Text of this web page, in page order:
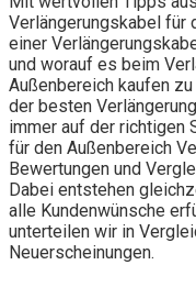
Verlängerungskabel für
einer
und worauf es beim
Außenbereich kaufen
der besten
immer auf der richtigen
für den Außenbereich
Bewertungen und
Dabei entstehen
alle Kundenwünsche
unterteilen wir in
Neuerscheinungen.